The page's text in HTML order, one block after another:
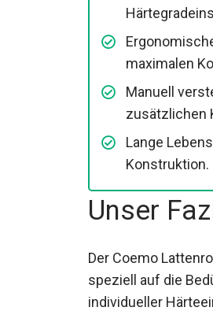
maximalen
Manuell
zusätzlichen
Lange
Konstruktion.
Unser
Der Coemo
speziell auf die
individueller